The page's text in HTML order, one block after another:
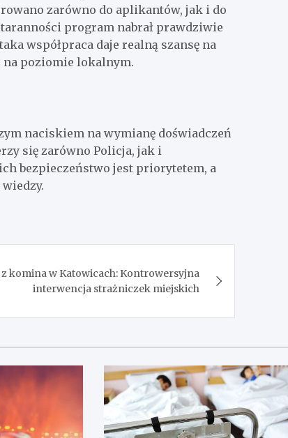
zarówno do aplikantów, jak i do
program nabrał prawdziwie
współpraca daje realną szansę na
na poziomie lokalnym.
naciskiem na wymianę doświadczeń
się zarówno Policja, jak i
bezpieczeństwo jest priorytetem, a
komina w Katowicach: Kontrowersyjna
interwencja strażniczek miejskich